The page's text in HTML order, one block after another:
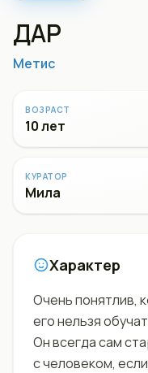
ДАР
Метис
ВОЗРАСТ
10 лет
КУРАТОР
Мила
Характер
Очень понятлив,
его нельзя
Он всегда сам
с человеком,